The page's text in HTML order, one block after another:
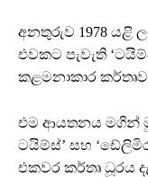
අනතුරුව 1978 යළි
එවකට පැවැති
කළමනාකාර
එම ආයතනය මගින්
ටයිම්ස්’ සහ
එකවර කර්තෘ ධූරය